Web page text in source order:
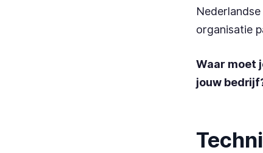
organisatie
Waar moet
jouw